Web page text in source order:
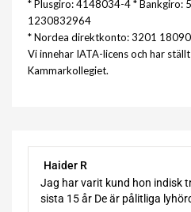
* Plusgiro: 4148034-4 * Bankgiro:
1230832964
* Nordea direktkonto: 3201
Vi innehar IATA-licens och har
Kammarkollegiet.